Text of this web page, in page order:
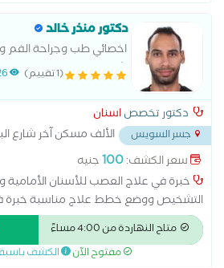
وقائية وعلاجية عالية الجودة تطوير مستمر
التقنيات الحديثة
دكتور منذر خالد
اخصائي طب وجراحة الفم
شمس
(1 تقييم)
دكتور تخصصاسنان
جسر السويس
الألف مسكن آخر شارع
عبدالمحسن المسيمي تقاطع شارع الإنتاج اعلي
سعر الكشف:100جنيه
خبرة في علاج العصب للأسنان الأمامية
التشخيص ووضع خطط علاج مناسبة خبرة في
التيجان والجسور خبرة في التركيبات
والكاملة إجراء جميع أنواع الحشوات
خلع الأسنان البسيط والجراحي الاهتمام
متاح النهاردة من 4:00 مساءً
مفتوح الآن الكشف